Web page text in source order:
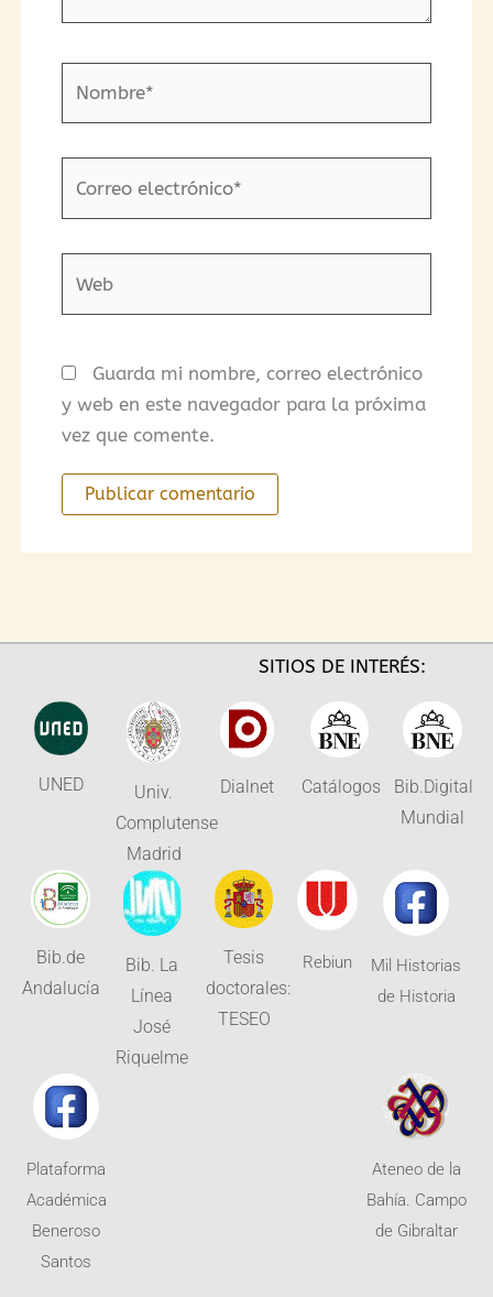
Guarda mi nombre, correo electrónico
y web en este navegador para la próxima
vez que comente.
SITIOS DE INTERÉS:
UNED
Univ.
Complutense
Madrid
Dialnet Catálogos
Bib.Digital
Mundial
Bib.de
Andalucía
Bib. La
Línea
José
Riquelme
Tesis
doctorales:
TESEO
Rebiun
Mil Historias
de Historia
Plataforma
Académica
Beneroso
Santos
Ateneo de la
Bahía. Campo
de Gibraltar